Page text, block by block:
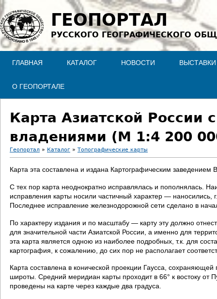
Jump to navigation
ГЕОПОРТАЛ
РУССКОГО ГЕОГРАФИЧЕСКОГО
ГЛАВНАЯ КАТАЛОГ НОВОСТИ ВЫСТАВКИ
О ГЕОПОРТАЛЕ
Карта Азиатской
владениями (М 1:4 200
В
ы
з
д
е
ь
Геопортал » Каталог » Топографические карты
Карта эта составлена и издана Картографическим
С тех пор карта неоднократно исправлялась и пополнялась.
исправления карты носили частичный характер —
Последнее исправление железнодорожной сети сделано в
По характеру издания и по масштабу — карту эту должно
для значительной части Азиатской России, а именно для
эта карта является одною из наиболее подробных, т.к. для
картография, к сожалению, до сих пор не располагает
Карта составлена в конической проекции Гаусса,
широты. Средний меридиан карты проходит в 66° к востоку от
проведены на карте через каждые два градуса.